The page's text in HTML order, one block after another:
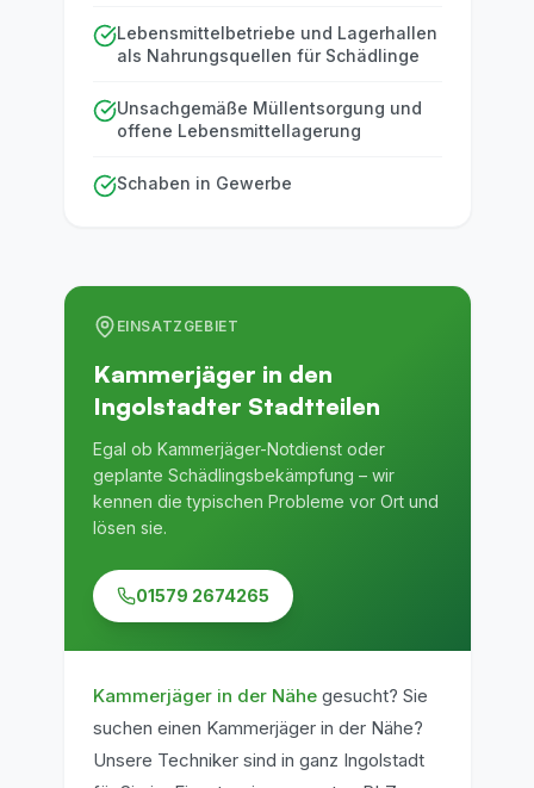
Lebensmittelbetriebe und Lagerhallen
als Nahrungsquellen für Schädlinge
Unsachgemäße Müllentsorgung und
offene Lebensmittellagerung
Schaben in Gewerbe
EINSATZGEBIET
Kammerjäger in den
Ingolstadter Stadtteilen
Egal ob Kammerjäger-Notdienst oder
geplante Schädlingsbekämpfung – wir
kennen die typischen Probleme vor Ort und
lösen sie.
01579 2674265
Kammerjäger in der Nähegesucht? Sie
suchen einen Kammerjäger in der Nähe?
Unsere Techniker sind in ganz Ingolstadt